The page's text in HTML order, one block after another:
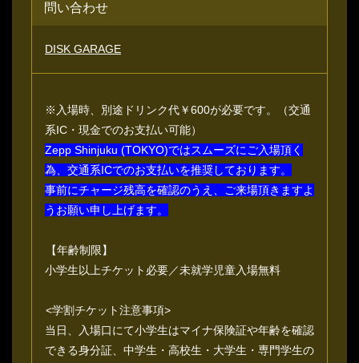
問い合わせ
DISK GARAGE
※入場時、別途ドリンク代￥600が必要です。（交通
系IC・現金でのお支払い可能）
Zepp Shinjuku (TOKYO)ではスムーズにご入場頂く
為、交通系ICでのお支払いを推奨しております。
事前にチャージ残高を確認のうえ、ご来場頂きますよ
うお願い申し上げます。
【年齢制限】
小学生以上チケット必要／未就学児童入場無料
<学割チケット注意事項>
当日、入場口にて小学生はマイナ保険証や年齢を確認
できる身分証、中学生・高校生・大学生・専門学生の